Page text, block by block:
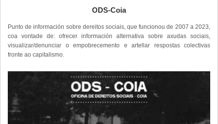
ODS-Coia
Punto de información sobre dereitos sociais, que funcionou de 2007 a 2023,
coa vontade de: ofrecer información alternativa sobre axudas sociais,
visualizar/denunciar o empobrecemento e artellar respostas colectivas
fronte ao capitalismo.